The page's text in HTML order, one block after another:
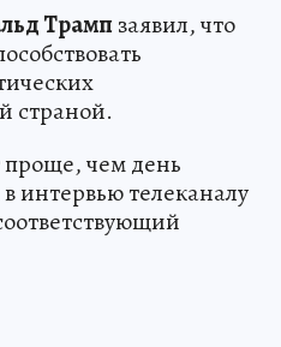
Трампзаявил, что
страной.
проще, чем день
интервью телеканалу